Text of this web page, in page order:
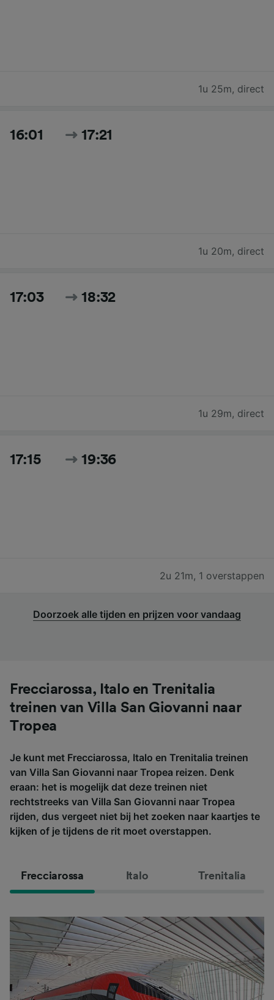
1u 25m, direct
16:01 17:21
1u 20m, direct
17:03 18:32
1u 29m, direct
17:15 19:36
2u 21m, 1 overstappen
Doorzoek alle tijden en prijzen voor vandaag
Frecciarossa, Italo en Trenitalia
treinen van Villa San Giovanni naar
Tropea
Je kunt met Frecciarossa, Italo en Trenitalia treinen
van Villa San Giovanni naar Tropea reizen. Denk
eraan: het is mogelijk dat deze treinen niet
rechtstreeks van Villa San Giovanni naar Tropea
rijden, dus vergeet niet bij het zoeken naar kaartjes te
kijken of je tijdens de rit moet overstappen.
Frecciarossa Italo Trenitalia